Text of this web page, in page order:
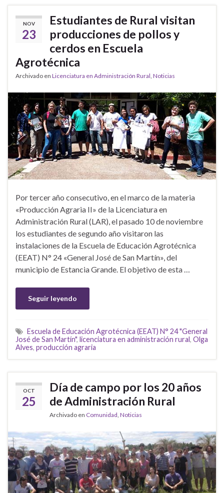
NOV
23
Estudiantes de Rural visitan
producciones de pollos y
cerdos en Escuela
Agrotécnica
Archivado en Licenciatura en Administración Rural Noticias
Por tercer año consecutivo, en el marco de la materia
«Producción Agraria II» de la Licenciatura en
Administración Rural (LAR), el pasado 10 de noviembre
los estudiantes de segundo año visitaron las
instalaciones de la Escuela de Educación Agrotécnica
(EEAT) N° 24 «General José de San Martín», del
municipio de Estancia Grande. El objetivo de esta …
Seguir leyendo
Escuela de Educación Agrotécnica (EEAT) N° 24 "General
José de San Martín", licenciatura en administración rural, Olga
Alves, producción agraria
OCT
25
Día de campo por los 20 años
de Administración Rural
Archivado en Comunidad, Noticias